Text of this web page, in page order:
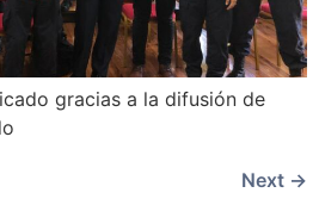
gracias a la difusión de
Next →